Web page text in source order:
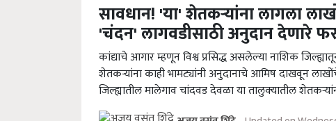
सावधान! 'या' शेतकऱ्यांना लागला
'चंदन' लागवडीसाठी अनुदान देणारे
कांद्याचे आगार म्हणून विश्व प्रसिद्ध असलेल्या नाशिक
शेतकऱ्यांना काही भामट्यांनी अनुदानाचे आमिष दाखवून
जिल्ह्यातील मालेगाव चांदवड देवळा या तालुक्‍यातील